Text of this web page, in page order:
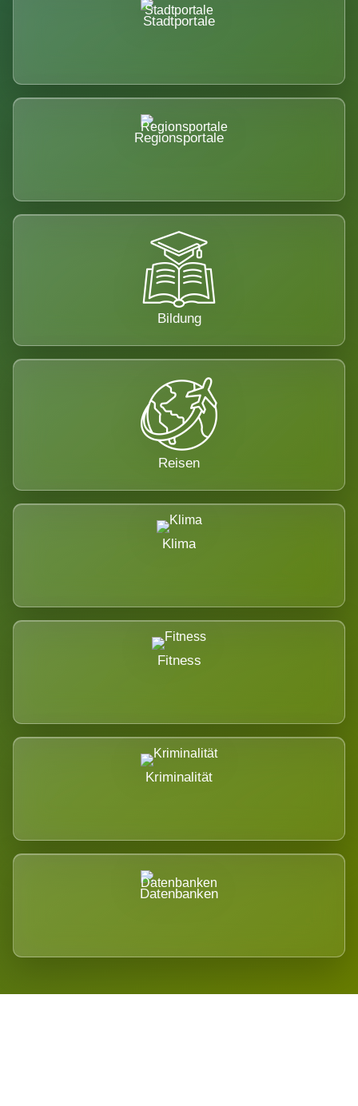
Stadtportale
Regionsportale
Bildung
Reisen
Klima
Fitness
Kriminalität
Datenbanken